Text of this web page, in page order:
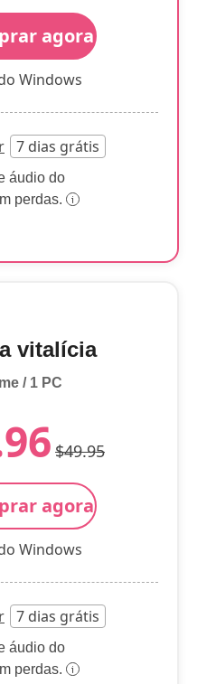
vitalícia
/ 1 PC
$49.95
agora
Windows
7 dias grátis
áudio do
perdas.
agora
Windows
7 dias grátis
áudio do
perdas.